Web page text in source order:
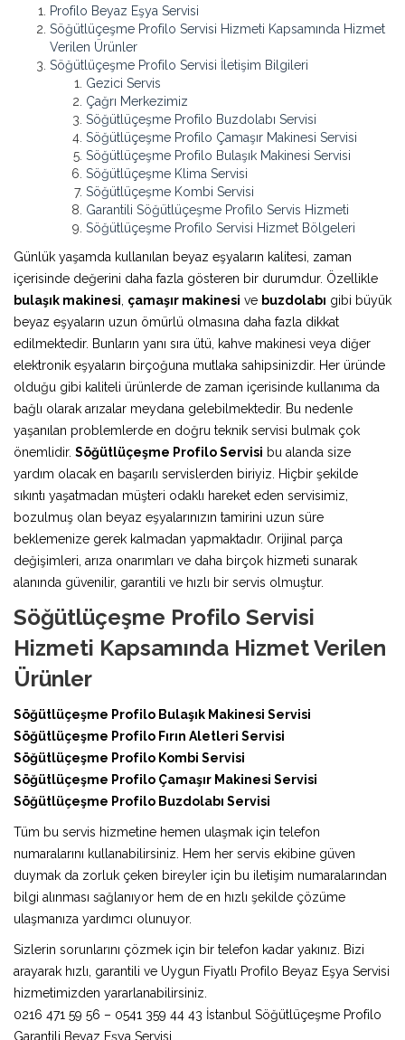
Profilo Beyaz Eşya Servisi
Söğütlüçeşme Profilo Servisi Hizmeti Kapsamında Hizmet
Verilen Ürünler
Söğütlüçeşme Profilo Servisi İletişim Bilgileri
Gezici Servis
Çağrı Merkezimiz
Söğütlüçeşme Profilo Buzdolabı Servisi
Söğütlüçeşme Profilo Çamaşır Makinesi Servisi
Söğütlüçeşme Profilo Bulaşık Makinesi Servisi
Söğütlüçeşme Klima Servisi
Söğütlüçeşme Kombi Servisi
Garantili Söğütlüçeşme Profilo Servis Hizmeti
Söğütlüçeşme Profilo Servisi Hizmet Bölgeleri
Günlük yaşamda kullanılan beyaz eşyaların kalitesi, zaman
içerisinde değerini daha fazla gösteren bir durumdur. Özellikle
bulaşık makinesi çamaşır makinesi ve buzdolabı gibi büyük
beyaz eşyaların uzun ömürlü olmasına daha fazla dikkat
edilmektedir. Bunların yanı sıra ütü, kahve makinesi veya diğer
elektronik eşyaların birçoğuna mutlaka sahipsinizdir. Her üründe
olduğu gibi kaliteli ürünlerde de zaman içerisinde kullanıma da
bağlı olarak arızalar meydana gelebilmektedir. Bu nedenle
yaşanılan problemlerde en doğru teknik servisi bulmak çok
önemlidir. Söğütlüçeşme Profilo Servisi bu alanda size
yardım olacak en başarılı servislerden biriyiz. Hiçbir şekilde
sıkıntı yaşatmadan müşteri odaklı hareket eden servisimiz,
bozulmuş olan beyaz eşyalarınızın tamirini uzun süre
beklemenize gerek kalmadan yapmaktadır. Orijinal parça
değişimleri, arıza onarımları ve daha birçok hizmeti sunarak
alanında güvenilir, garantili ve hızlı bir servis olmuştur.
Söğütlüçeşme Profilo Servisi
Hizmeti Kapsamında Hizmet Verilen
Ürünler
Söğütlüçeşme Profilo Bulaşık Makinesi Servisi
Söğütlüçeşme Profilo Fırın Aletleri Servisi
Söğütlüçeşme Profilo Kombi Servisi
Söğütlüçeşme Profilo Çamaşır Makinesi Servisi
Söğütlüçeşme Profilo Buzdolabı Servisi
Tüm bu servis hizmetine hemen ulaşmak için telefon
numaralarını kullanabilirsiniz. Hem her servis ekibine güven
duymak da zorluk çeken bireyler için bu iletişim numaralarından
bilgi alınması sağlanıyor hem de en hızlı şekilde çözüme
ulaşmanıza yardımcı olunuyor.
Sizlerin sorunlarını çözmek için bir telefon kadar yakınız. Bizi
arayarak hızlı, garantili ve Uygun Fiyatlı Profilo Beyaz Eşya Servisi
hizmetimizden yararlanabilirsiniz.
0216 471 59 56 – 0541 359 44 43 İstanbul Söğütlüçeşme Profilo
Garantili Beyaz Eşya Servisi